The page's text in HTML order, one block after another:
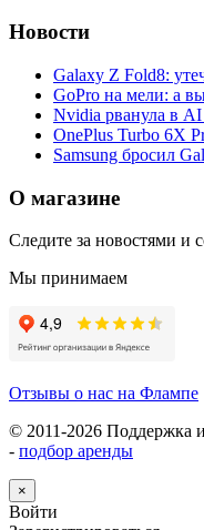
Новости
Galaxy Z Fold8:
GoPro на мели: а
Nvidia рванула в
OnePlus Turbo 6X
Samsung бросил
О магазине
Следите за новостями и
Мы принимаем
Отзывы о нас на Флампе
© 2011-2026 Поддержка
- подбор аренды
×
Войти